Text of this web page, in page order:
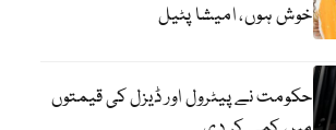
خوش ہوں، امیشا پٹیل
حکومت نے پیٹرول اور ڈیزل کی قیمتوں